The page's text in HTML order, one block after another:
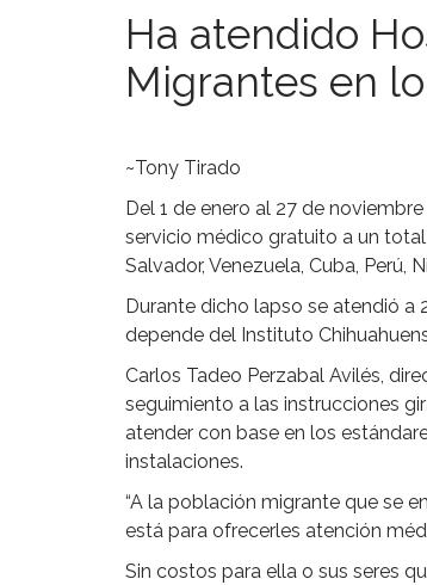
Ha atendido
Migrantes en
~Tony Tirado
Del 1 de enero al 27 de
servicio médico gratuito a un
Salvador, Venezuela, Cuba, Perú,
Durante dicho lapso se atendió a
depende del Instituto
Carlos Tadeo Perzabal Avilés,
seguimiento a las instrucciones
atender con base en los
instalaciones.
“A la población migrante que se
está para ofrecerles atención
Sin costos para ella o sus seres